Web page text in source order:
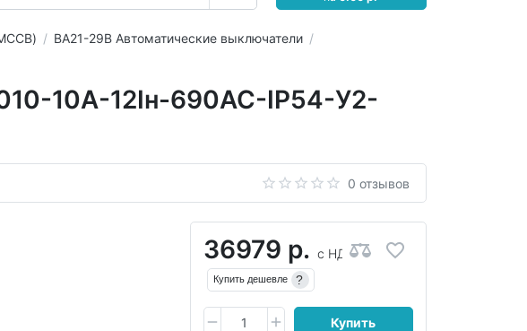
ВА21-29В Автоматические выключатели
10А-12Iн-690AC-IP54-У2-
0 отзывов
36979 р. с НДС
Купить дешевле ?
Купить